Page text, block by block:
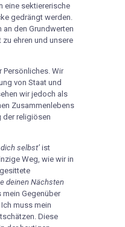
eine sektiererische
gedrängt werden.
an den Grundwerten
zu ehren und unsere
Persönliches. Wir
von Staat und
wir jedoch als
Zusammenlebens
der religiösen
selbst’ ist
Weg, wie wir in
deinen Nächsten
mein Gegenüber
muss mein
Diese